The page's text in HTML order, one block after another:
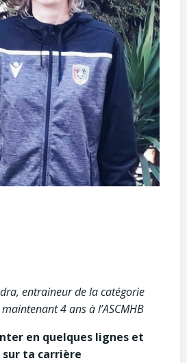
entraineur de la catégorie
4 ans à l’ASCMHB
en quelques lignes et
sur ta carrière